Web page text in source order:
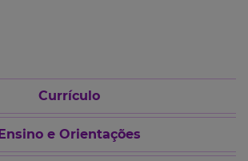
Currículo
Ensino e Orientações